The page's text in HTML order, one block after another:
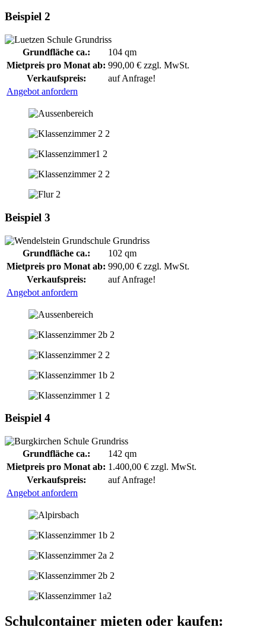
Beispiel 2
Grundfläche ca.:
104 qm
Mietpreis pro Monat ab: 990,00 € zzgl. MwSt.
Verkaufspreis:
auf Anfrage!
Angebot anfordern
Beispiel 3
Grundfläche ca.:
102 qm
Mietpreis pro Monat ab: 990,00 € zzgl. MwSt.
Verkaufspreis:
auf Anfrage!
Angebot anfordern
Beispiel 4
Grundfläche ca.:
142 qm
Mietpreis pro Monat ab: 1.400,00 € zzgl. MwSt.
Verkaufspreis:
auf Anfrage!
Angebot anfordern
Schulcontainer mieten oder kaufen: